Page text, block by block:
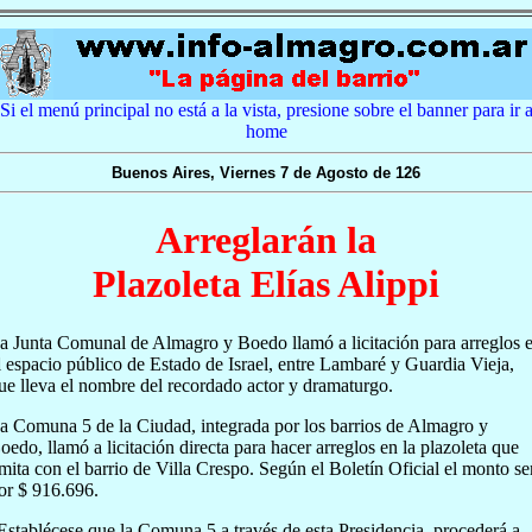
Si el menú principal no está a la vista, presione sobre el banner para ir a
home
Buenos Aires, Viernes 7 de Agosto de 126
Arreglarán la
Plazoleta Elías Alippi
Junta Comunal de Almagro y Boedo llamó a licitación para arreglos
espacio público de Estado de Israel, entre Lambaré y Guardia Vieja,
lleva el nombre del recordado actor y dramaturgo.
Comuna 5 de la Ciudad, integrada por los barrios de Almagro y
llamó a licitación directa para hacer arreglos en la plazoleta que
con el barrio de Villa Crespo. Según el Boletín Oficial el monto
$ 916.696.